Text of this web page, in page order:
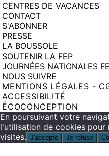
CENTRES DE VACANCES
CONTACT
S'ABONNER
PRESSE
LA BOUSSOLE
SOUTENIR LA FEP
JOURNÉES NATIONALES
NOUS SUIVRE
MENTIONS LÉGALES -
ACCESSIBILITÉ
ÉCOCONCEPTION
En poursuivant votre
l'utilisation de cookies pour
visites. J'accepte Je refuse